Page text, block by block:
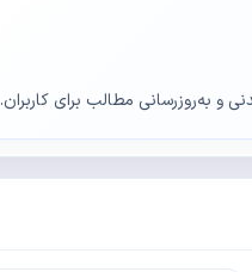
و به‌روزرسانی مطالب برای کاربران.